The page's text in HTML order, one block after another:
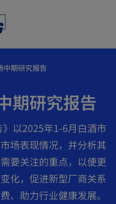
中期研究报告
期研究报告
》以2025年1-6月白酒市
场表现情况，并分析其
要关注的重点，以便更
化，促进新型厂商关系
、助力行业健康发展。